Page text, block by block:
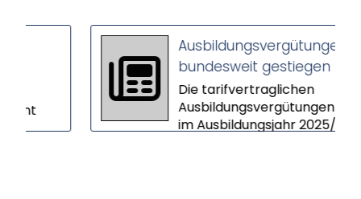
Ausbildungsvergütungen
bundesweit gestiegen
Die tarifvertraglichen
Ausbildungsvergütungen sind
im Ausbildungsjahr 2025/26 im